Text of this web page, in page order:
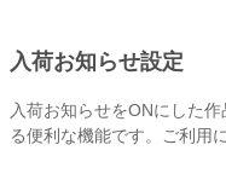
入荷お知らせ設定
入荷お知らせをONにした
る便利な機能です。ご利用